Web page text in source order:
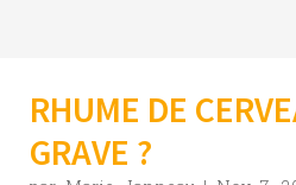
RHUME DE
GRAVE ?